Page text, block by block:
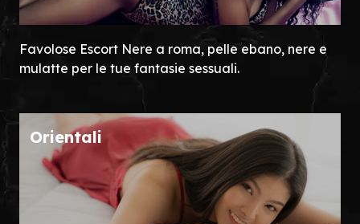
Favolose Escort Nere a roma, pelle ebano, nere e
mulatte per le tue fantasie sessuali.
Orientali